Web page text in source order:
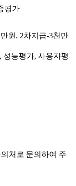
평가
원, 2차지급-3천만
성능평가, 사용자평
처로 문의하여 주